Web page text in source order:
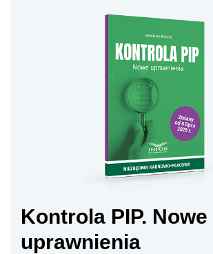
Kontrola PIP. Nowe
uprawnienia